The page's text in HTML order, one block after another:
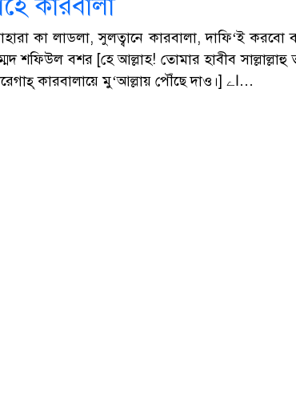
কা লাডলা, সুলত্বানে কারবালা, দাফি‘ই করবো
বশর [হে আল্লাহ! তোমার হাবীব
আধম গুনাহগারের সকাতর নিবেদন শাহানশাহে কারবালার পবিত্র বারেগাহ্ কারবালায়ে মু‘আল্লায় পৌঁছে দাও।] اے…